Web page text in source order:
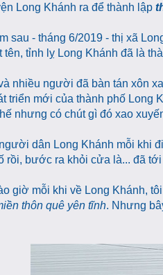
Long Khánh ra để thành lập
sau - tháng 6/2019 - thị xã
tên, tỉnh lỵ Long Khánh đã là
nhiều người đã bàn tán xôn
triển mới của thành phố Long
nhưng có chút gì đó xao
dân Long Khánh mỗi khi
rồi, bước ra khỏi cửa là... đã
giờ mỗi khi về Long Khánh,
thôn quê yên tĩnh. Nhưng